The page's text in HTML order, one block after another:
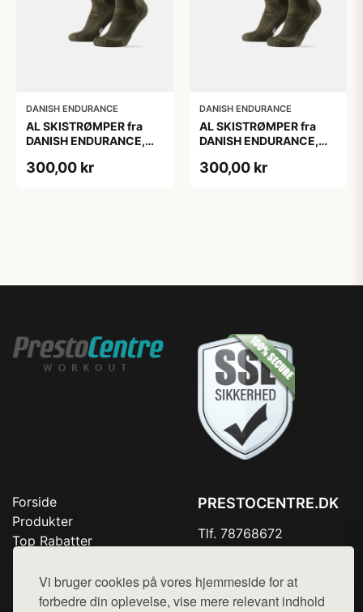
Vi bruger cookies på vores hjemmeside for at
forbedre din oplevelse, vise mere relevant indhold
DANISH ENDURANCE
AL SKISTRØMPER fra
DANISH ENDURANCE,
300,00 kr
DANISH ENDURANCE
AL SKISTRØMPER fra
DANISH ENDURANCE,
300,00 kr
Forside
Produkter
Top Rabatter
PRESTOCENTRE.DK
Tlf. 78768672
Cookie- og privatlivspolitik